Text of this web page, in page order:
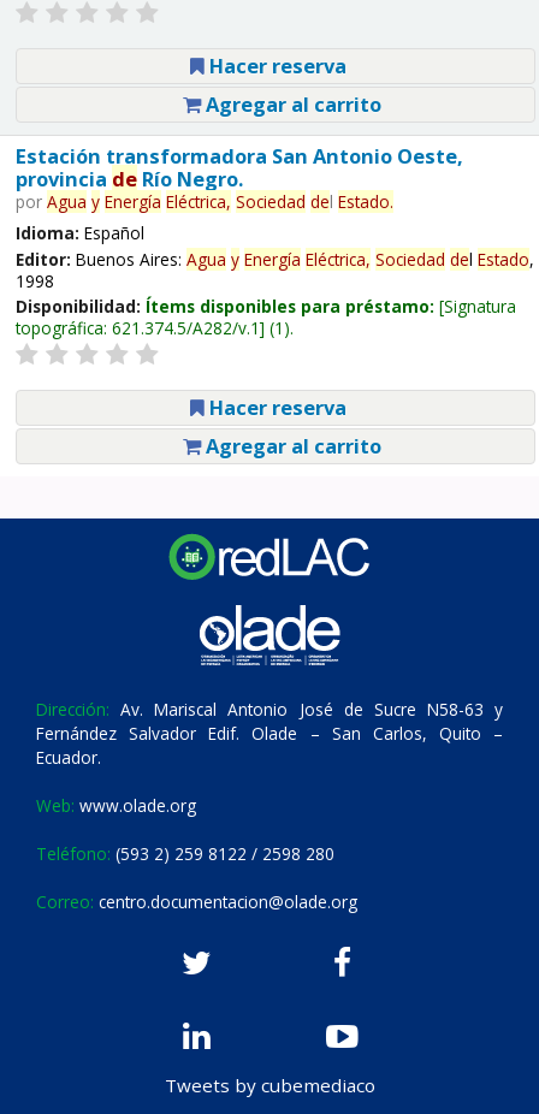
Hacer reserva
Agregar al carrito
Estación transformadora San Antonio Oeste,
provincia deRío Negro.
por Agua y Energía Eléctrica, Sociedad del Estado.
Idioma: Español
Editor: Buenos Aires: Agua y Energía Eléctrica, Sociedad del Estado,
1998
Disponibilidad: Ítems disponibles para préstamo: Signatura
topográfica: 621.374.5/A282/v.1 (1).
Hacer reserva
Agregar al carrito
Dirección: Av. Mariscal Antonio José de Sucre N58-63 y
Fernández Salvador Edif. Olade – San Carlos, Quito –
Ecuador.
Web: www.olade.org
Teléfono: (593 2) 259 8122 / 2598 280
Correo: centro.documentacion@olade.org
Tweets by cubemediaco